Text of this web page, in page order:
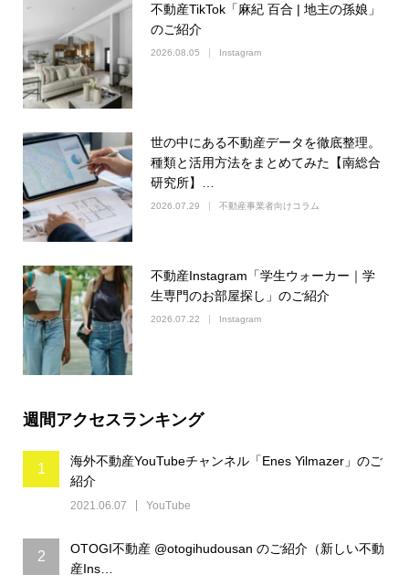
不動産TikTok「麻紀 百合 | 地主の孫娘」
のご紹介
2026.08.05 Instagram
世の中にある不動産データを徹底整理。
種類と活用方法をまとめてみた【南総合
研究所】…
2026.07.29 不動産事業者向けコラム
不動産Instagram「学生ウォーカー｜学
生専門のお部屋探し」のご紹介
2026.07.22 Instagram
週間アクセスランキング
1
海外不動産YouTubeチャンネル「Enes Yilmazer」のご
紹介
2021.06.07 YouTube
2
OTOGI不動産 @otogihudousan のご紹介（新しい不動
産Ins…